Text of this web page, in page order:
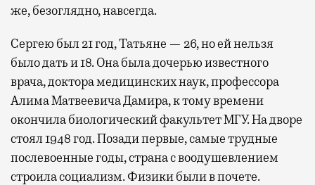
же, безоглядно, навсегда.
Сергею был 21 год, Татьяне — 26, но ей нельзя
было дать и 18. Она была дочерью известного
врача, доктора медицинских наук, профессора
Алима Матвеевича Дамира, к тому времени
окончила биологический факультет МГУ. На дворе
стоял 1948 год. Позади первые, самые трудные
послевоенные годы, страна с воодушевлением
строила социализм. Физики были в почете.